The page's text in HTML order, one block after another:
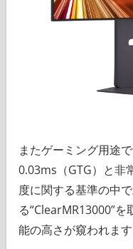
またゲーミング用途
0.03ms（GTG）と非
度に関する基準の中
る“ClearMR13000”
能の高さが窺われます